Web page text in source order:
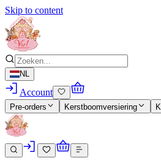
Skip to content
NL
Account
Pre-orders Kerstboomversiering